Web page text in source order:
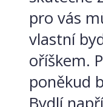
pro vás
vlastní
oříškem.
poněkud